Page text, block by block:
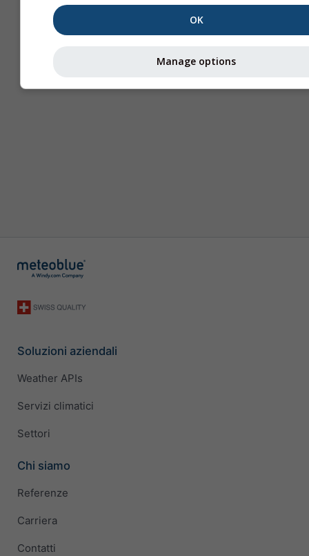
Soluzioni aziendali
Weather APIs
Servizi climatici
Settori
Chi siamo
Referenze
Carriera
Contatti
OK
Manage options